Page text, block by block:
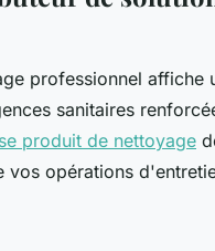
professionnel affiche
sanitaires
produit de nettoyage
opérations